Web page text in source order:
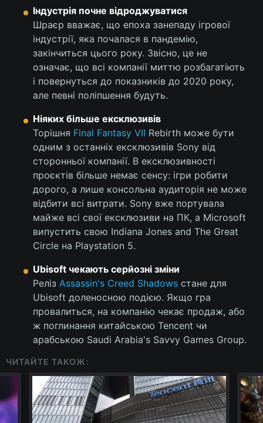
Зброя
Здоров'я Туризм
Цікавинки Погода
Екологія Регіони
Лонгріди
Відео з Youtube Статті
Архів Вакансії
Контакти
Тема оформлення
Індустрія почне відроджуватися
Шраєр вважає, що епоха занепаду ігрової
індустрії, яка почалася в пандемію,
закінчиться цього року. Звісно, це не
означає, що всі компанії миттю розбагатіють
і повернуться до показників до 2020 року,
але певні поліпшення будуть.
Ніяких більше ексклюзивів
Торішня Final Fantasy VII Rebirth може бути
одним з останніх ексклюзивів Sony від
сторонньої компанії. В ексклюзивності
проєктів більше немає сенсу: ігри робити
дорого, а лише консольна аудиторія не може
відбити всі витрати. Sony вже портувала
майже всі свої ексклюзиви на ПК, а Microsoft
випустить свою Indiana Jones and The Great
Circle на Playstation 5.
Ubisoft чекають серйозні зміни
Реліз Assassin's Creed Shadows стане для
Ubisoft доленосною подією. Якщо гра
провалиться, на компанію чекає продаж, або
ж поглинання китайською Tencent чи
арабською Saudi Arabia's Savvy Games Group.
ЧИТАЙТЕ ТАКОЖ: